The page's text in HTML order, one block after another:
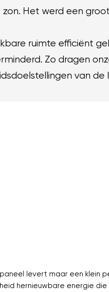
Het werd een
ruimte efficiënt
Zo dragen
van
levert maar een klein
hernieuwbare energie die